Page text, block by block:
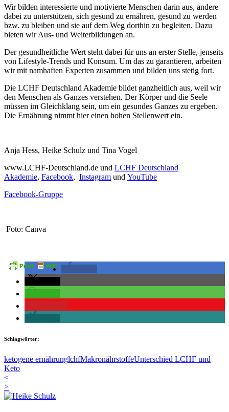
Wir bilden interessierte und motivierte Menschen darin aus, andere
dabei zu unterstützen, sich gesund zu ernähren, gesund zu werden
bzw. zu bleiben und sie auf dem Weg dorthin zu begleiten. Dazu
bieten wir Aus- und Weiterbildungen an.
Der gesundheitliche Wert steht dabei für uns an erster Stelle, jenseits
von Lifestyle-Trends und Konsum. Um das zu garantieren, arbeiten
wir mit namhaften Experten zusammen und bilden uns stetig fort.
Die LCHF Deutschland Akademie bildet ganzheitlich aus, weil wir
den Menschen als Ganzes verstehen. Der Körper und die Seele
müssen im Gleichklang sein, um ein gesundes Ganzes zu ergeben.
Die Ernährung nimmt hier einen hohen Stellenwert ein.
Anja Hess, Heike Schulz und Tina Vogel
www.LCHF-Deutschland.de und LCHF Deutschland
Akademie, Facebook, Instagram und YouTube
Facebook-Gruppe
Foto: Canva
Schlagwörter:
ketogene ernährunglchfMakronährstoffeUnterschied LCHF und
Keto
<
>